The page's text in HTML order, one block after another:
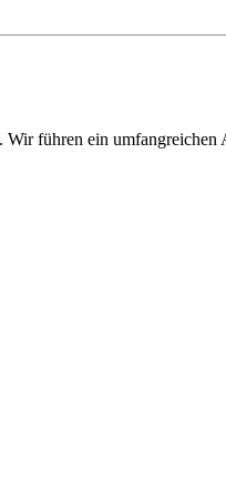
führen ein umfangreichen